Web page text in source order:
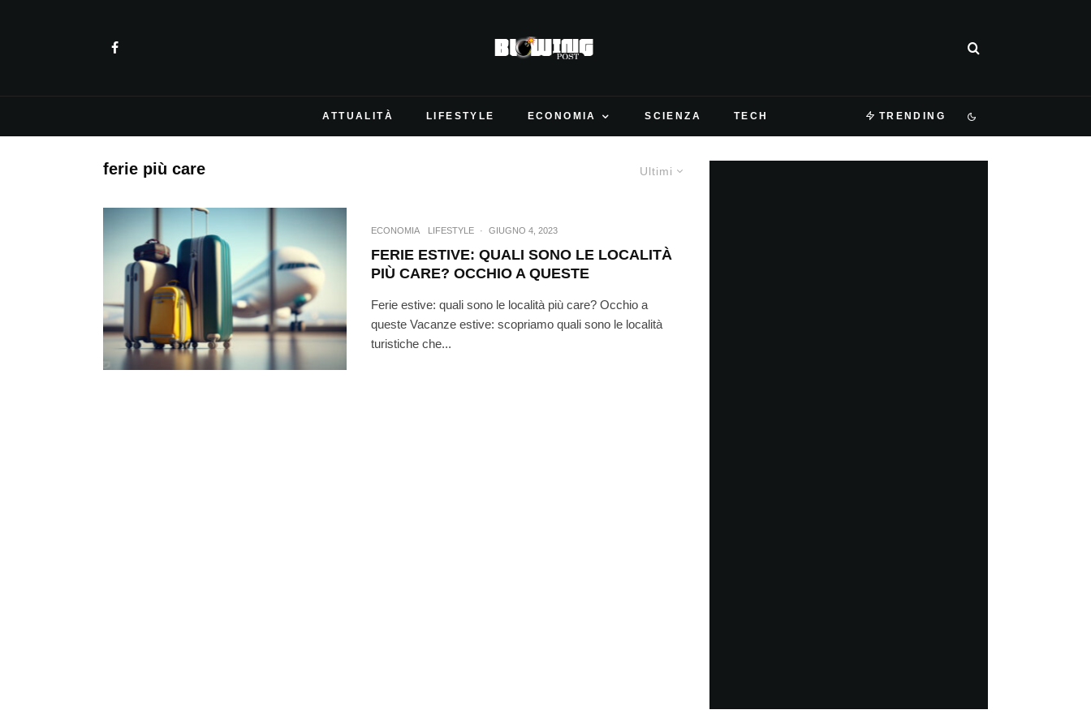
ATTUALITÀ LIFESTYLE ECONOMIA SCIENZA TECH TRENDING
Ultimi
ferie più care
ECONOMIA LIFESTYLE · GIUGNO 4, 2023
FERIE ESTIVE: QUALI SONO LE LOCALITÀ
PIÙ CARE? OCCHIO A QUESTE
Ferie estive: quali sono le località più care? Occhio a
queste Vacanze estive: scopriamo quali sono le località
turistiche che...